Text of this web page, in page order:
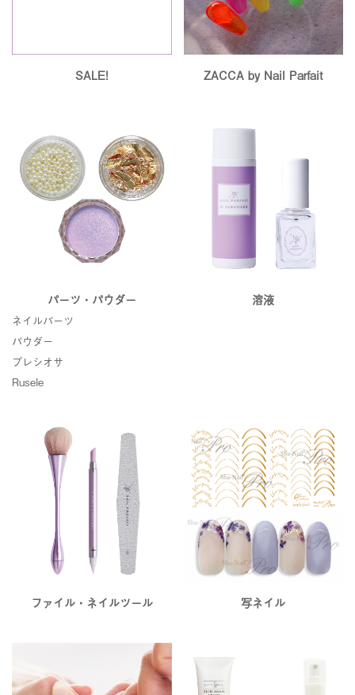
SALE! ZACCA by Nail Parfait
パーツ・パウダー
ネイルパーツ
パウダー
プレシオサ
Rusele
溶液
ファイル・ネイルツール 写ネイル